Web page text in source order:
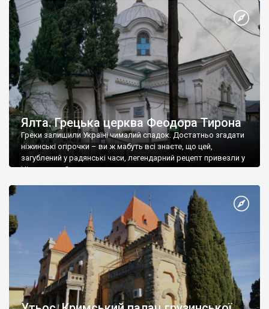
Ялта. Грецька церква Феодора Тирона
Греки залишили Україні чималий спадок. Достатньо згадати
ніжинські огірочки – ви ж мабуть всі знаєте, що цей,
загублений у радянські часи, легендарний рецепт привезли у
Ніжин греки?